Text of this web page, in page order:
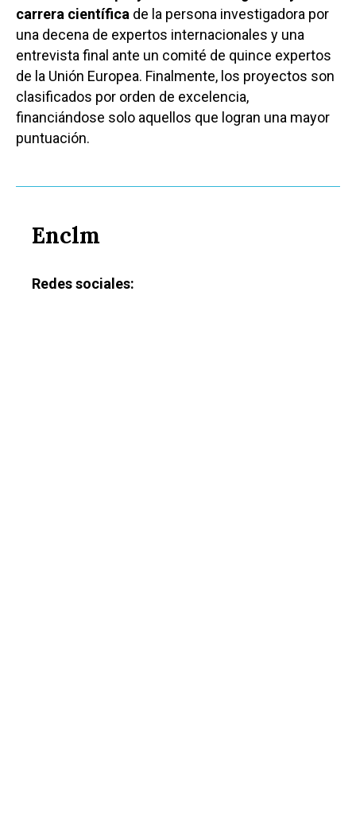
carrera científica de la persona investigadora por
una decena de expertos internacionales y una
entrevista final ante un comité de quince expertos
de la Unión Europea. Finalmente, los proyectos son
clasificados por orden de excelencia,
financiándose solo aquellos que logran una mayor
puntuación.
Enclm
Redes sociales: